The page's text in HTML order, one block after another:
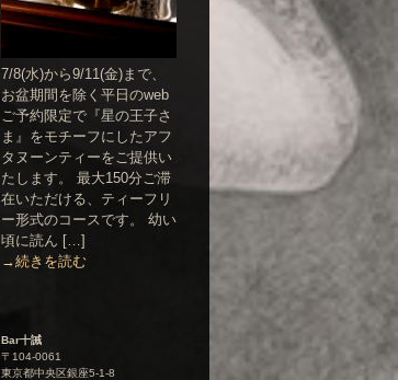
7/8(水)から9/11(金)まで、
お盆期間を除く平日のweb
ご予約限定で『星の王子さ
ま』をモチーフにしたアフ
タヌーンティーをご提供い
たします。 最大150分ご滞
在いただける、ティーフリ
ー形式のコースです。 幼い
頃に読ん […]
→続きを読む
Bar十誡
〒104-0061
東京都中央区銀座5-1-8